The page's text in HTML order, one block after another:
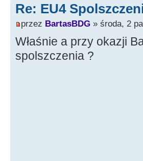
Re: EU4
przez BartasBDG » środa, 2
Właśnie a przy okazji
spolszczenia ?